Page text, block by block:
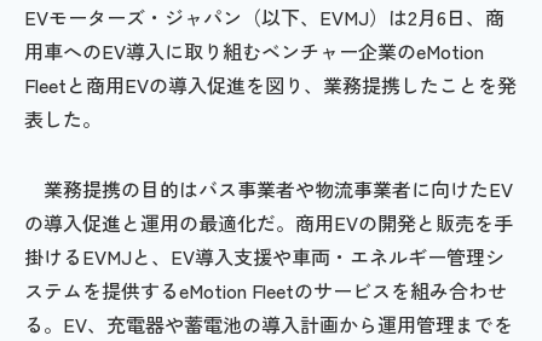
EVモーターズ・ジャパン（以下、EVMJ）は2月6日、商
用車へのEV導入に取り組むベンチャー企業のeMotion
Fleetと商用EVの導入促進を図り、業務提携したことを発
表した。
業務提携の目的はバス事業者や物流事業者に向けたEV
の導入促進と運用の最適化だ。商用EVの開発と販売を手
掛けるEVMJと、EV導入支援や車両・エネルギー管理シ
ステムを提供するeMotion Fleetのサービスを組み合わせ
る。EV、充電器や蓄電池の導入計画から運用管理までを